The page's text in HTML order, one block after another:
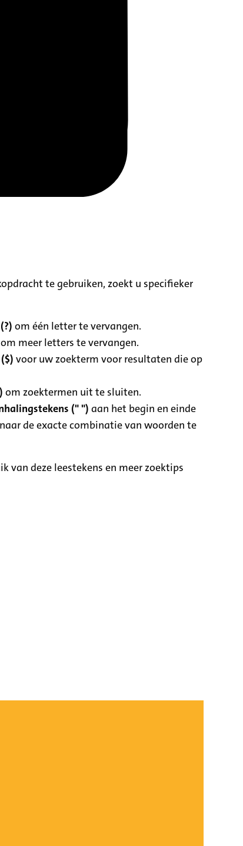
te gebruiken, zoekt u specifieker
om één letter te vervangen.
om meer letters te vervangen.
voor uw zoekterm voor resultaten die op
om zoektermen uit te sluiten.
(" ") aan het begin en einde
de exacte combinatie van woorden te
van deze leestekens en meer zoektips